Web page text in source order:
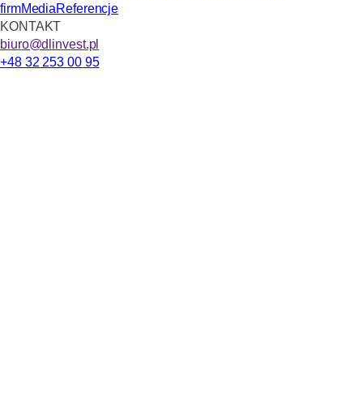
firmMediaReferencje
KONTAKT
biuro@dlinvest.pl
+48 32 253 00 95